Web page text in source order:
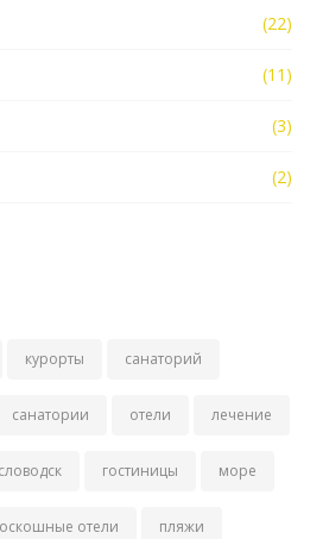
(22)
(11)
(3)
(2)
курорты санаторий
санатории отели лечение
гостиницы море
отели пляжи